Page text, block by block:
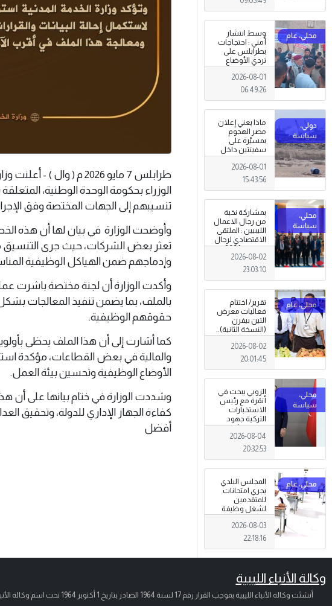
وسط انتشار
أمني : احتجاجات
بطرابلس على
تردي الأوضاع
المعيشية وتدني
الخدمات العامة .
2026-08-01
06:49:26
ماذا يعني إعلان
مصر الهجوم
بمسيّرة على
سفينتين داخل
ميناء دمياط؟
(قراءة تحليلية)
2026-08-01
15:43:56
بمشاركة نخبة
من رجال الاعمال
الليبيين : الملتقى
الاقتصادي لرجال
الاعمال 2026
تبدأ فعاليات
بمدينة سرت .
2026-08-02
23:03:10
تقرير/ اختتام
فعاليات معرض
التين بيفرن
(النسخة الثانية)..
تظاهرة وطنية
وصمود
للمزارعين في
2026-08-02
20:01:45
الزوبي يبحث في
أنقرة مع رئيس
الاستخبارات
التركية جهود
توحيد المؤسسة
العسكرية على
أسس مهنية
2026-08-04
20:32:53
المجلس البلدي
يجري امتحانات
للمتقدمين
لشغل وظيفة
مختار محلة .
2026-08-03
22:18:16
طرابلس 7 مايو 2026 م (
الوزراء بحكومة الوحدة الوطنية،
تنسيبهم إلى الجهات المختصة وفق
وأوضحت الوزارة في بيان لها أن هذه
تعثر بعض الشركات، حيث جرى التنسيق
وإدماجهم ضمن الهياكل الوظيفية
وأكدت الوزارة أن لجنة مختصة باشرت
بالملف، بما يضمن تنفيذ المعالجات
حقوقهم الوظيفية.
كما أشارت إلى أن هذا الملف يحظى
والمالية في بعض القطاعات، مؤكدة
الأوضاع الوظيفية وتحسين بيئة العمل.
وشددت الوزارة في ختام بيانها على أن
كفاءة الجهاز الإداري للدولة، وتحقيق
أفضل
وكالة الأنباء الليبية
أنشئت وكالة الأنباء الليبية بموجب القرار رقم 17 لسنة 1964 الصادر بتاريخ 1 أكتوبر 1964 تحت اسم وكالة